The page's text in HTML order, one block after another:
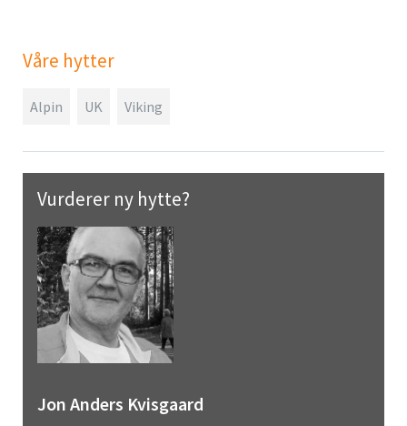
Våre hytter
Alpin UK Viking
Vurderer ny hytte?
Jon Anders Kvisgaard